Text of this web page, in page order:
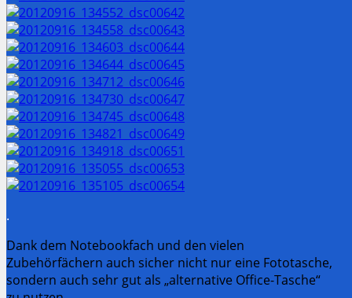
.
Dank dem Notebookfach und den vielen
Zubehörfächern auch sicher nicht nur eine Fototasche,
sondern auch sehr gut als „alternative Office-Tasche“